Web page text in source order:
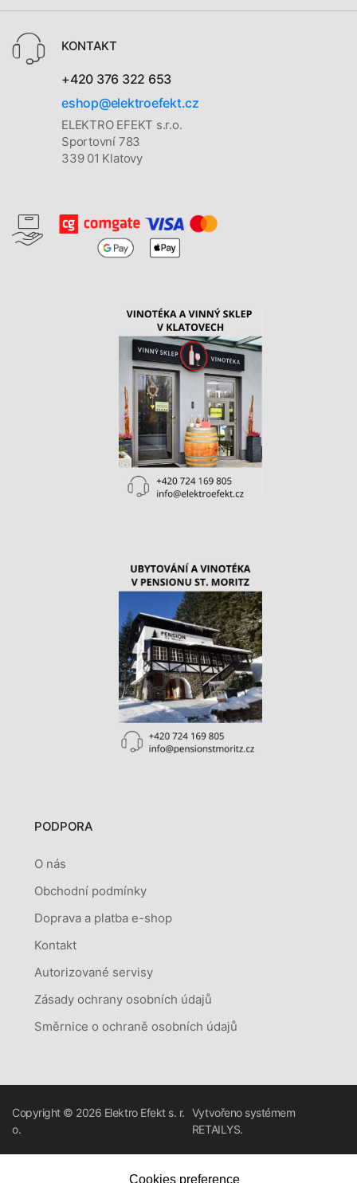
KONTAKT
+420 376 322 653
eshop@elektroefekt.cz
ELEKTRO EFEKT s.r.o.
Sportovní 783
339 01 Klatovy
PODPORA
O nás
Obchodní podmínky
Doprava a platba e-shop
Kontakt
Autorizované servisy
Zásady ochrany osobních údajů
Směrnice o ochraně osobních údajů
Copyright © 2026 Elektro Efekt s. r.
o.
Vytvořeno systémem
RETAILYS.
Cookies preference